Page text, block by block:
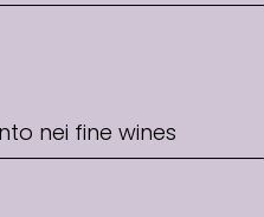
nei fine wines